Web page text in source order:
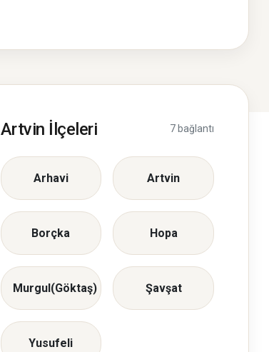
Artvin İlçeleri 7 bağlantı
Arhavi Artvin
Borçka Hopa
Murgul(Göktaş) Şavşat
Yusufeli